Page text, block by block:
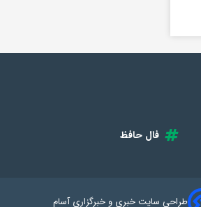
فال حافظ
طراحی سایت خبری و خبرگزاری آسام